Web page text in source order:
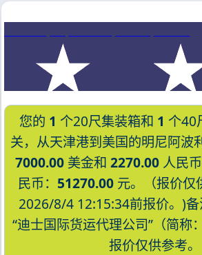
您的 1 个20尺集装箱和 1 个40
关，从天津港到美国的明尼阿波
7000.00 美金和 2270.00 人民
民币： 51270.00元。（报价仅
2026/8/4 12:15:34前报价。)
“迪士国际货运代理公司”（简称
报价仅供参考。